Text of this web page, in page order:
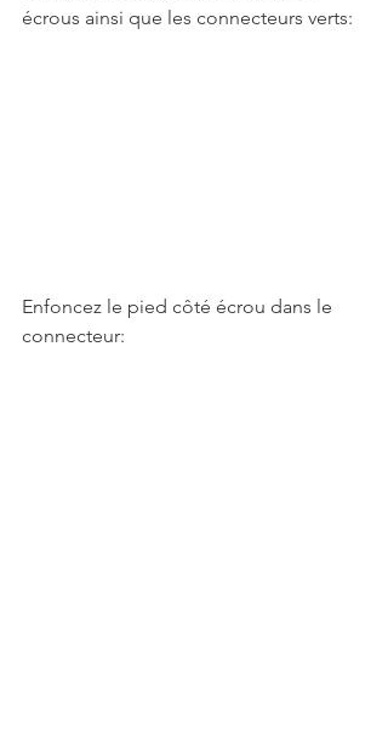
écrous ainsi que les connecteurs verts:
Enfoncez le pied côté écrou dans le
connecteur: